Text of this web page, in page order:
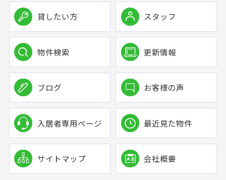
貸したい方 スタッフ
物件検索 更新情報
ブログ お客様の声
入居者専用ページ 最近見た物件
サイトマップ 会社概要